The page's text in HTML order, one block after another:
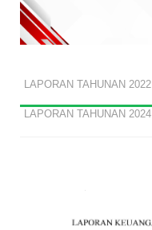
LAPORAN TAHUNAN 2022
LAPORAN TAHUNAN 2024